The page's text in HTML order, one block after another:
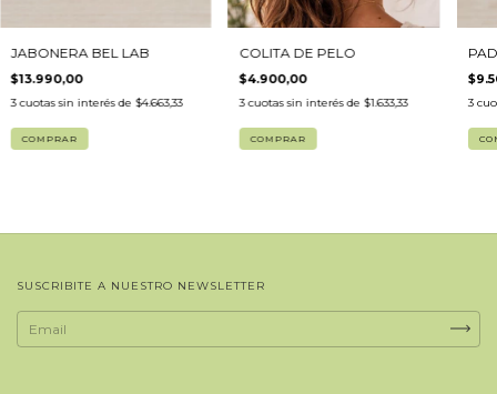
JABONERA BEL LAB
$13.990,00
3 cuotas sin interés de $4.663,33
COLITA DE PELO
$4.900,00
3 cuotas sin interés de $1.633,33 3
SUSCRIBITE A NUESTRO NEWSLETTER